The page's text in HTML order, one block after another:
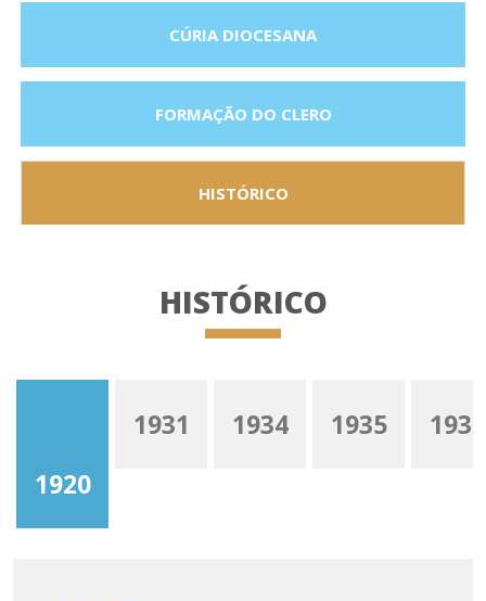
CÚRIA DIOCESANA
FORMAÇÃO DO CLERO
HISTÓRICO
HISTÓRICO
1920
1931 1934 1935 1936